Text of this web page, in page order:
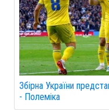
Збірна України
- Полеміка